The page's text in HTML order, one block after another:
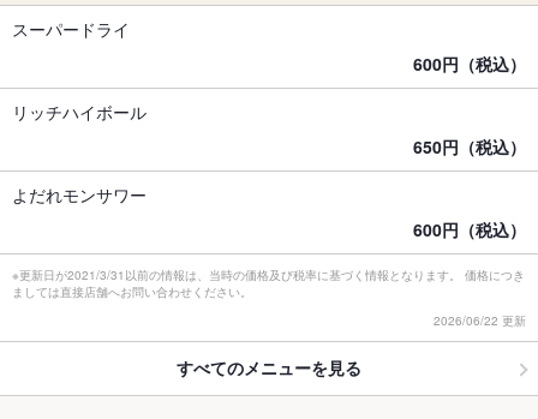
スーパードライ
600円（税込）
リッチハイボール
650円（税込）
よだれモンサワー
600円（税込）
※更新日が2021/3/31以前の情報は、当時の価格及び税率に基づく情報となります。 価格につき
ましては直接店舗へお問い合わせください。
2026/06/22 更新
すべてのメニューを見る